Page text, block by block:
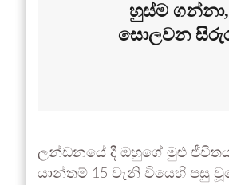
හුස්ම ගන්නා,
සොලවන
ලන්ඩනයේ දී ඔහුගේ මුළු
යාන්තම් 15 වැනි වියෙහි පසු